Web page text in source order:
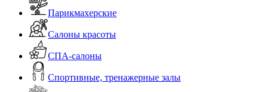
Парикмахерские
Салоны красоты
СПА-салоны
Спортивные, тренажерные залы